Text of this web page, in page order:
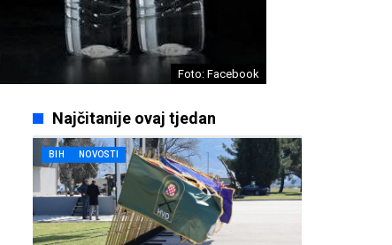
Foto: Facebook
Najčitanije ovaj tjedan
BIH NOVOSTI